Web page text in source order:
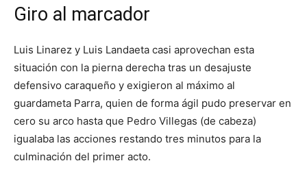
Giro al marcador
Luis Linarez y Luis Landaeta casi aprovechan esta
situación con la pierna derecha tras un desajuste
defensivo caraqueño y exigieron al máximo al
guardameta Parra, quien de forma ágil pudo preservar en
cero su arco hasta que Pedro Villegas (de cabeza)
igualaba las acciones restando tres minutos para la
culminación del primer acto.